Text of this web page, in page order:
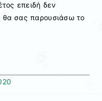
επειδή δεν
σας παρουσιάσω το